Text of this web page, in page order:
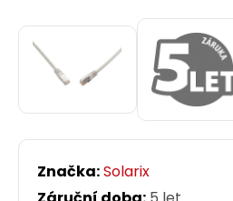
Značka:Solarix